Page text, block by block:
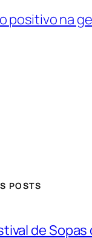
positivo na
POSTS
de